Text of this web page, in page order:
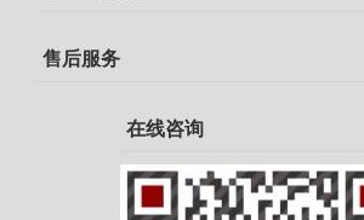
售后服务
在线咨询